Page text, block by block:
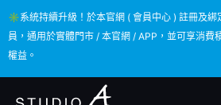
✳️系統持續升級！於本官網 ( 會員中心 ) 註冊及綁
員，通用於實體門市 / 本官網 / APP，並可享消費
權益。
✳️系統持續升級！於本官網 ( 會員中心 ) 註冊及綁
員，通用於實體門市 / 本官網 / APP，並可享消費
權益。